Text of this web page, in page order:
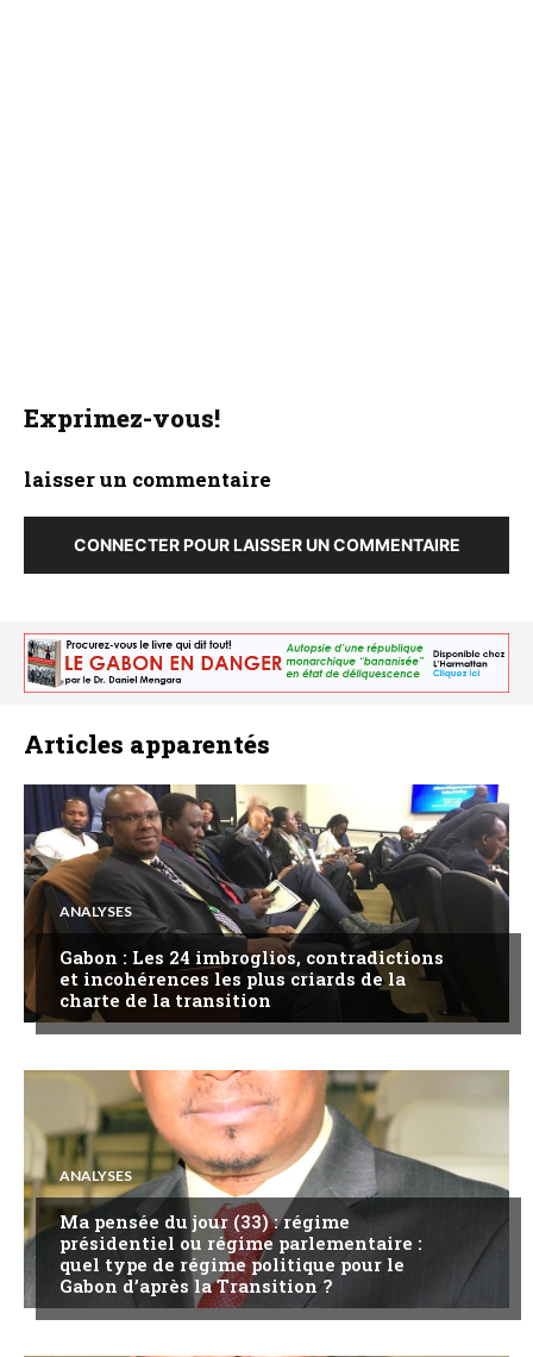
Exprimez-vous!
laisser un commentaire
CONNECTER POUR LAISSER UN COMMENTAIRE
Articles apparentés
ANALYSES
Gabon : Les 24 imbroglios, contradictions
et incohérences les plus criards de la
charte de la transition
ANALYSES
Ma pensée du jour (33) : régime
présidentiel ou régime parlementaire :
quel type de régime politique pour le
Gabon d’après la Transition ?